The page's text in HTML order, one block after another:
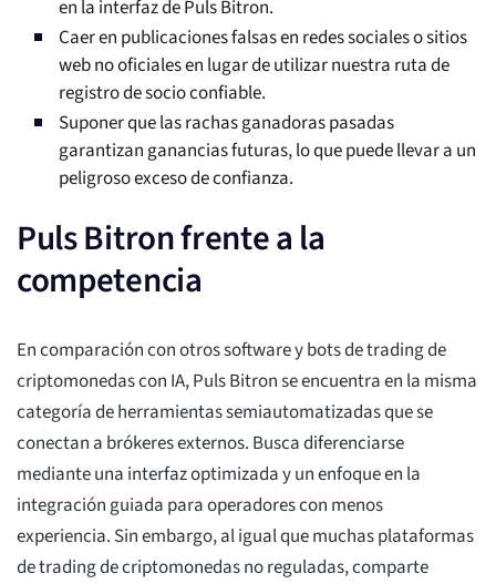
en la interfaz de Puls Bitron.
Caer en publicaciones falsas en redes sociales o sitios
web no oficiales en lugar de utilizar nuestra ruta de
registro de socio confiable.
Suponer que las rachas ganadoras pasadas
garantizan ganancias futuras, lo que puede llevar a un
peligroso exceso de confianza.
Puls Bitron frente a la
competencia
En comparación con otros software y bots de trading de
criptomonedas con IA, Puls Bitron se encuentra en la misma
categoría de herramientas semiautomatizadas que se
conectan a brókeres externos. Busca diferenciarse
mediante una interfaz optimizada y un enfoque en la
integración guiada para operadores con menos
experiencia. Sin embargo, al igual que muchas plataformas
de trading de criptomonedas no reguladas, comparte